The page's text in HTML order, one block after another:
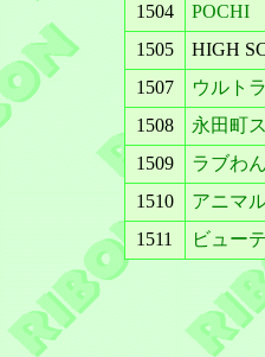
1504
POCHI
1505
HIGH
1507
ウルト
1508
永田町
1509
ラブわ
1510
アニマ
1511
ビュー